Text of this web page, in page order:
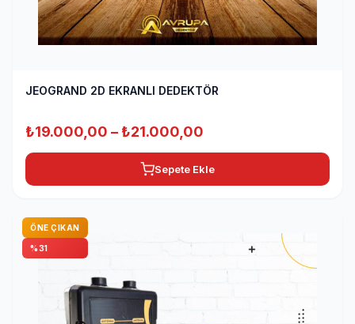
JEOGRAND 2D EKRANLI DEDEKTÖR
₺19.000,00 – ₺21.000,00
aralığı:
₺19.000,00
Sepete Ekle
ÖNE ÇIKAN
%31